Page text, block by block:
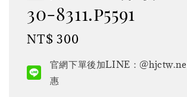
30-8311.p5591
Regular
NT$ 300
官網下單後加LINE：
惠